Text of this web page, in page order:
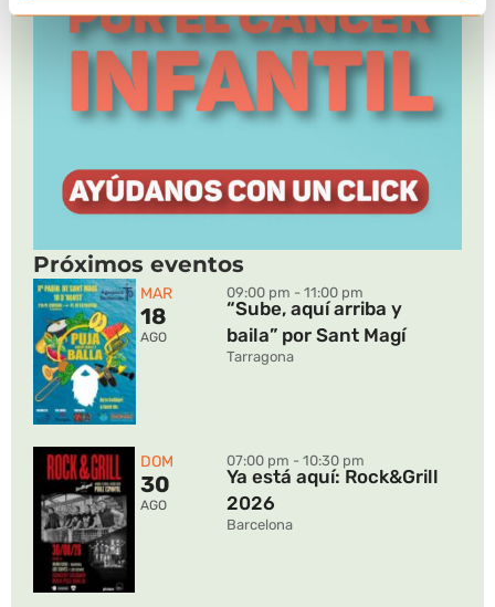
Próximos eventos
MAR
18
AGO
09:00 pm - 11:00 pm
“Sube, aquí arriba y
baila” por Sant Magí
Tarragona
DOM
30
AGO
07:00 pm - 10:30 pm
Ya está aquí: Rock&Grill
2026
Barcelona